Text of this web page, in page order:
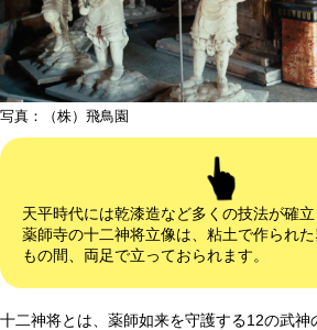
写真：（株）飛鳥園
天平時代には乾漆造など多くの技法が確
薬師寺の十二神将立像は、粘土で作られ
もの間、両足で立っておられます。
十二神将とは、薬師如来を守護する12の武神